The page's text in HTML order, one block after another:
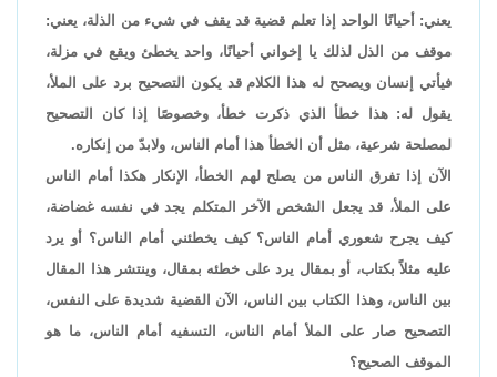
يعني: أحيانًا الواحد إذا تعلم قضية قد يقف في شيء من الذلة، يعني:
موقف من الذل لذلك يا إخواني أحيانًا، واحد يخطئ ويقع في مزلة،
فيأتي إنسان ويصحح له هذا الكلام قد يكون التصحيح برد على الملأ،
يقول له: هذا خطأ الذي ذكرت خطأ، وخصوصًا إذا كان التصحيح
لمصلحة شرعية، مثل أن الخطأ هذا أمام الناس، ولابدّ من إنكاره.
الآن إذا تفرق الناس من يصلح لهم الخطأ، الإنكار هكذا أمام الناس
على الملأ، قد يجعل الشخص الآخر المتكلم يجد في نفسه غضاضة،
كيف يجرح شعوري أمام الناس؟ كيف يخطئني أمام الناس؟ أو يرد
عليه مثلاً بكتاب، أو بمقال يرد على خطئه بمقال، وينتشر هذا المقال
بين الناس، وهذا الكتاب بين الناس، الآن القضية شديدة على النفس،
التصحيح صار على الملأ أمام الناس، التسفيه أمام الناس، ما هو
الموقف الصحيح؟